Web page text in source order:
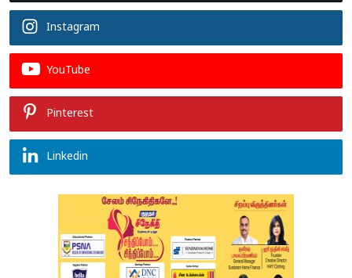
Instagram
YouTube
Pinterest
Linkedin